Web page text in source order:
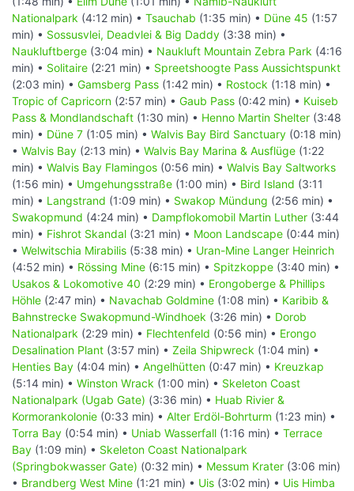
Nationalpark (4:12 min) • Tsauchab (1:35 min) • Düne 45 (1:57
min) • Sossusvlei, Deadvlei & Big Daddy (3:38 min) •
Naukluftberge (3:04 min) • Naukluft Mountain Zebra Park (4:16
min) • Solitaire (2:21 min) • Spreetshoogte Pass Aussichtspunkt
(2:03 min) • Gamsberg Pass (1:42 min) • Rostock (1:18 min) •
Tropic of Capricorn (2:57 min) • Gaub Pass (0:42 min) • Kuiseb
Pass & Mondlandschaft (1:30 min) • Henno Martin Shelter (3:48
min) • Düne 7 (1:05 min) • Walvis Bay Bird Sanctuary (0:18 min)
• Walvis Bay (2:13 min) • Walvis Bay Marina & Ausflüge (1:22
min) • Walvis Bay Flamingos (0:56 min) • Walvis Bay Saltworks
(1:56 min) • Umgehungsstraße (1:00 min) • Bird Island (3:11
min) • Langstrand (1:09 min) • Swakop Mündung (2:56 min) •
Swakopmund (4:24 min) • Dampflokomobil Martin Luther (3:44
min) • Fishrot Skandal (3:21 min) • Moon Landscape (0:44 min)
• Welwitschia Mirabilis (5:38 min) • Uran-Mine Langer Heinrich
(4:52 min) • Rössing Mine (6:15 min) • Spitzkoppe (3:40 min) •
Usakos & Lokomotive 40 (2:29 min) • Erongoberge & Phillips
Höhle (2:47 min) • Navachab Goldmine (1:08 min) • Karibib &
Bahnstrecke Swakopmund-Windhoek (3:26 min) • Dorob
Nationalpark (2:29 min) • Flechtenfeld (0:56 min) • Erongo
Desalination Plant (3:57 min) • Zeila Shipwreck (1:04 min) •
Henties Bay (4:04 min) • Angelhütten (0:47 min) • Kreuzkap
(5:14 min) • Winston Wrack (1:00 min) • Skeleton Coast
Nationalpark (Ugab Gate) (3:36 min) • Huab Rivier &
Kormorankolonie (0:33 min) • Alter Erdöl-Bohrturm (1:23 min) •
Torra Bay (0:54 min) • Uniab Wasserfall (1:16 min) • Terrace
Bay (1:09 min) • Skeleton Coast Nationalpark
(Springbokwasser Gate) (0:32 min) • Messum Krater (3:06 min)
• Brandberg West Mine (1:21 min) • Uis (3:02 min) • Uis Himba